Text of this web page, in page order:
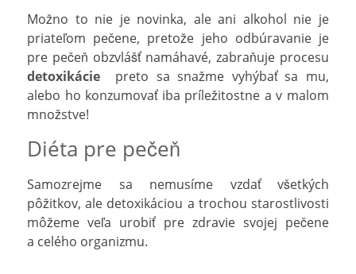
Možno to nie je novinka, ale ani alkohol nie je
priateľom pečene, pretože jeho odbúravanie je
pre pečeň obzvlášť namáhavé, zabraňuje procesu
detoxikácie
preto sa snažme vyhýbať sa mu,
alebo ho konzumovať iba príležitostne a v malom
množstve!
Diéta pre pečeň
Samozrejme sa nemusíme vzdať všetkých
pôžitkov, ale detoxikáciou a trochou starostlivosti
môžeme veľa urobiť pre zdravie svojej pečene
a celého organizmu.